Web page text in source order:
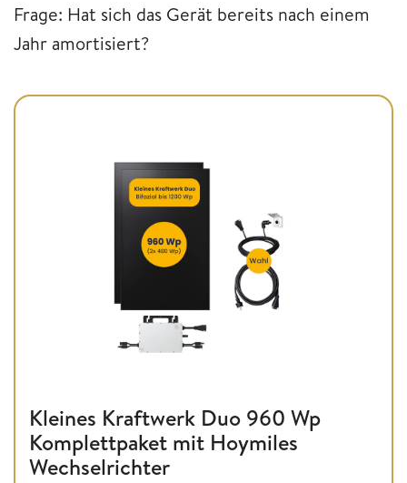
Frage: Hat sich das Gerät bereits nach einem
Jahr amortisiert?
Kleines Kraftwerk Duo 960 Wp
Komplettpaket mit Hoymiles
Wechselrichter